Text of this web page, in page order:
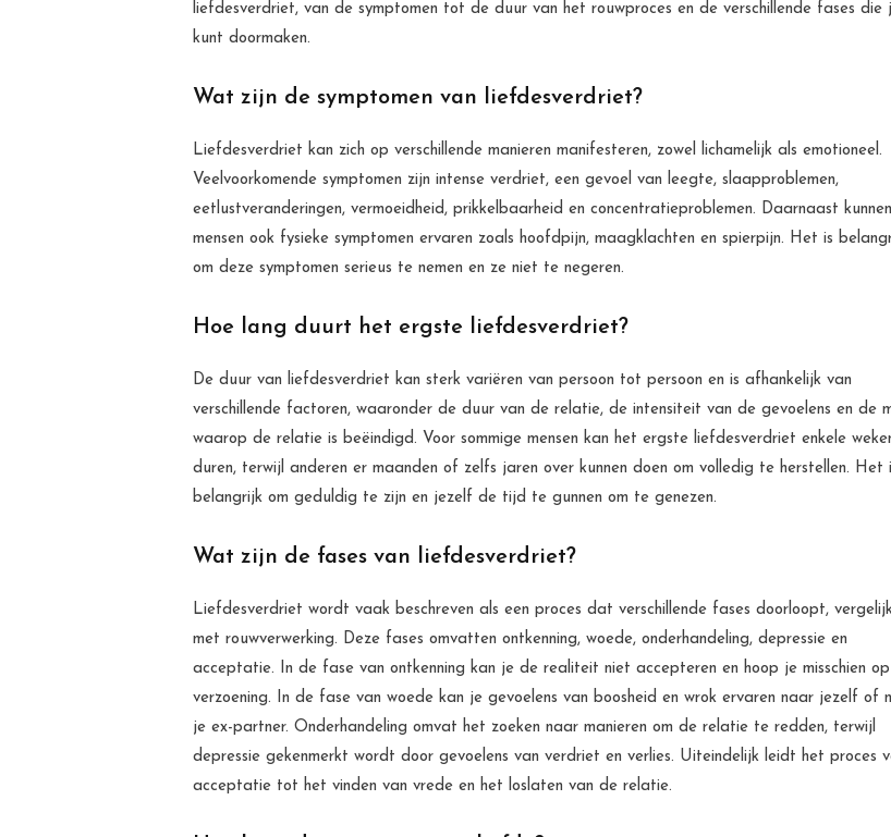
liefdesverdriet, van de symptomen tot de duur van het rouwproces en de verschillende fases die
kunt doormaken.
Wat zijn de symptomen van liefdesverdriet?
Liefdesverdriet kan zich op verschillende manieren manifesteren, zowel lichamelijk als emotioneel.
Veelvoorkomende symptomen zijn intense verdriet, een gevoel van leegte, slaapproblemen,
eetlustveranderingen, vermoeidheid, prikkelbaarheid en concentratieproblemen. Daarnaast kunnen
mensen ook fysieke symptomen ervaren zoals hoofdpijn, maagklachten en spierpijn. Het is
om deze symptomen serieus te nemen en ze niet te negeren.
Hoe lang duurt het ergste liefdesverdriet?
De duur van liefdesverdriet kan sterk variëren van persoon tot persoon en is afhankelijk van
verschillende factoren, waaronder de duur van de relatie, de intensiteit van de gevoelens en de
waarop de relatie is beëindigd. Voor sommige mensen kan het ergste liefdesverdriet enkele
duren, terwijl anderen er maanden of zelfs jaren over kunnen doen om volledig te herstellen. Het
belangrijk om geduldig te zijn en jezelf de tijd te gunnen om te genezen.
Wat zijn de fases van liefdesverdriet?
Liefdesverdriet wordt vaak beschreven als een proces dat verschillende fases doorloopt,
met rouwverwerking. Deze fases omvatten ontkenning, woede, onderhandeling, depressie en
acceptatie. In de fase van ontkenning kan je de realiteit niet accepteren en hoop je misschien op
verzoening. In de fase van woede kan je gevoelens van boosheid en wrok ervaren naar jezelf of
je ex-partner. Onderhandeling omvat het zoeken naar manieren om de relatie te redden, terwijl
depressie gekenmerkt wordt door gevoelens van verdriet en verlies. Uiteindelijk leidt het proces
acceptatie tot het vinden van vrede en het loslaten van de relatie.